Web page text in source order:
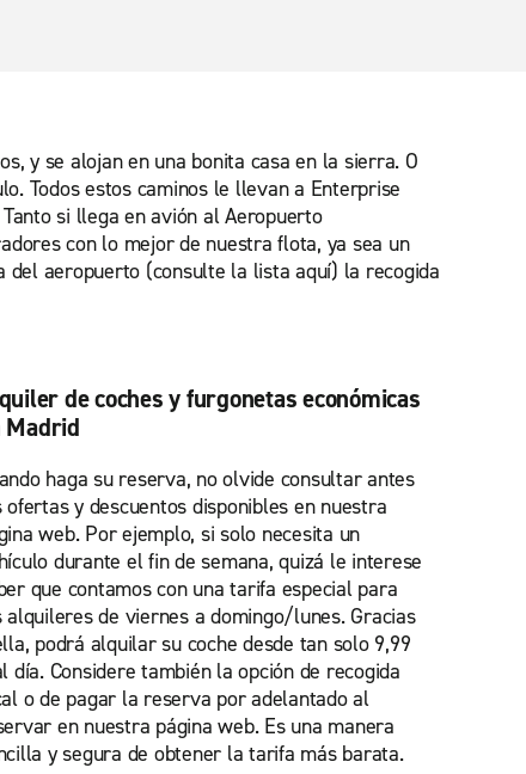
y se alojan en una bonita casa en la sierra. O
Todos estos caminos le llevan a Enterprise
si llega en avión al Aeropuerto
con lo mejor de nuestra flota, ya sea un
aeropuerto (consulte la lista aquí) la recogida
de coches y furgonetas económicas
Madrid
haga su reserva, no olvide consultar antes
ofertas y descuentos disponibles en nuestra
web. Por ejemplo, si solo necesita un
durante el fin de semana, quizá le interese
que contamos con una tarifa especial para
alquileres de viernes a domingo/lunes. Gracias
podrá alquilar su coche desde tan solo 9,99
día. Considere también la opción de recogida
o de pagar la reserva por adelantado al
en nuestra página web. Es una manera
y segura de obtener la tarifa más barata.